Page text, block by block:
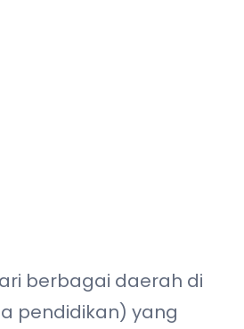
berbagai daerah di
pendidikan) yang